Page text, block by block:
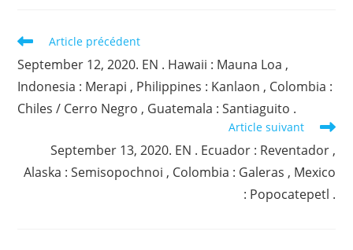
Read
articles
Article précédent
September 12, 2020. EN . Hawaii : Mauna Loa ,
Indonesia : Merapi , Philippines : Kanlaon , Colombia :
Chiles / Cerro Negro , Guatemala : Santiaguito .
Article suivant
September 13, 2020. EN . Ecuador : Reventador ,
Alaska : Semisopochnoi , Colombia : Galeras , Mexico
: Popocatepetl .